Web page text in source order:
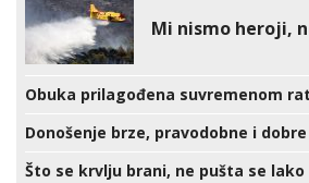
Mi nismo heroji,
Obuka prilagođena suvremenom
Donošenje brze, pravodobne i
Što se krvlju brani, ne pušta se lako